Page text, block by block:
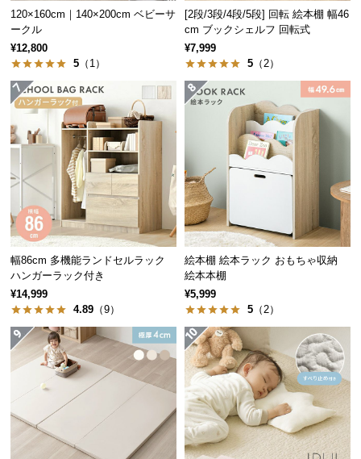
証
に
つ
い
て
員
約
つ
い
て
お
客
様
120×160cm｜140×200cm ベビーサ
ークル
¥12,800
5 （1）
[2段/3段/4段/5段] 回転 絵本棚 幅46
cm ブックシェルフ 回転式
¥7,999
5 （2）
幅86cm 多機能ランドセルラック
ハンガーラック付き
¥14,999
4.89 （9）
絵本棚 絵本ラック おもちゃ収納
絵本本棚
¥5,999
5 （2）